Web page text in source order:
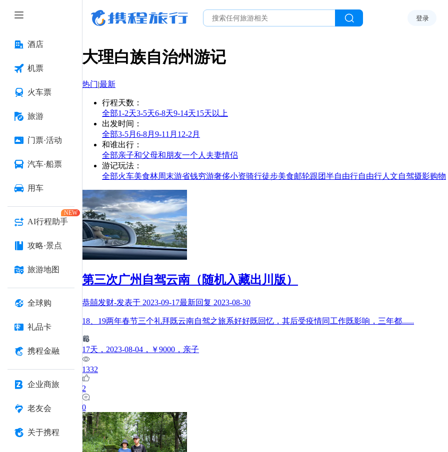
酒店
机票
火车票
旅游
门票·活动
汽车·船票
用车
AI行程助手
NEW
攻略·景点
旅游地图
全球购
礼品卡
携程金融
企业商旅
老友会
关于携程
登录
大理白族自治州游记
热门|最新
行程天数 ：
全部1-2天3-5天6-8天9-14天15天以上
出发时间 ：
全部3-5月 6-8月 9-11月 12-2月
和谁出行 ：
全部亲子和父母和朋友一个人 夫妻情侣
游记玩法 ：
全部火车美食林周末游省钱穷游奢侈小资骑行徒步美食邮轮跟团半自由行自由行人文自驾摄影购物
第三次广州自驾云南（随机入藏出川版）
恭囍发财-发表于 2023-09-17最新回复 2023-08-30
18、19两年春节三个礼拜既云南自驾之旅系好好既回忆，其后受疫情同工作既影响，三年都......
17天 ，2023-08-04 ，￥9000 ，亲子
1332
2
0